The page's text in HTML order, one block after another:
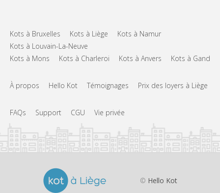
Kots à Bruxelles Kots à Liège
Kots à Namur
Kots à Louvain-La-Neuve
Kots à Mons
Kots à Charleroi Kots à Anvers Kots à Gand
À propos Hello Kot Témoignages Prix des loyers à Liège
FAQs Support CGU Vie privée
© Hello Kot